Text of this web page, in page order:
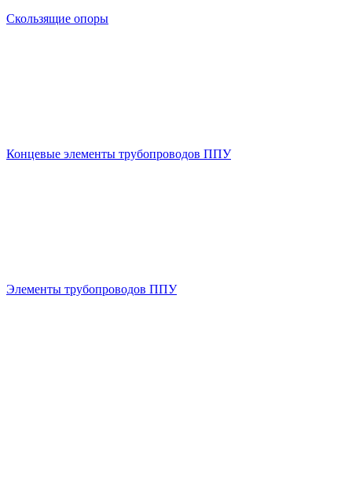
Скользящие опоры
Концевые элементы трубопроводов ППУ
Элементы трубопроводов ППУ